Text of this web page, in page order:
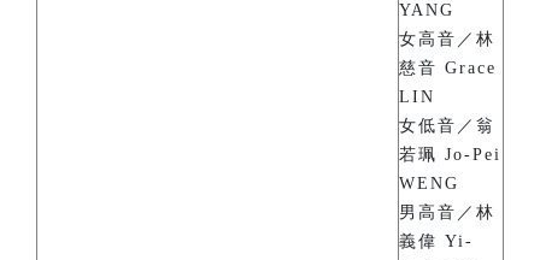
YANG
女高音／林
慈音 Grace
LIN
女低音／翁
若珮 Jo-Pei
WENG
男高音／林
義偉 Yi-